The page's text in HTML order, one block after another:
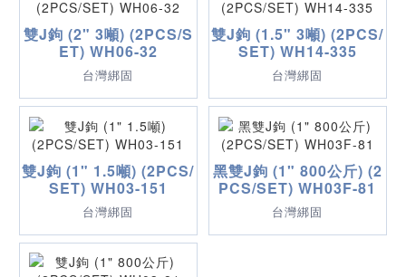
雙J鉤 (2" 3噸) (2PCS/S
ET) WH06-32
台灣綁固
雙J鉤 (1.5" 3噸) (2PCS/
SET) WH14-335
台灣綁固
雙J鉤 (1" 1.5噸) (2PCS/
SET) WH03-151
台灣綁固
黑雙J鉤 (1" 800公斤) (2
PCS/SET) WH03F-81
台灣綁固